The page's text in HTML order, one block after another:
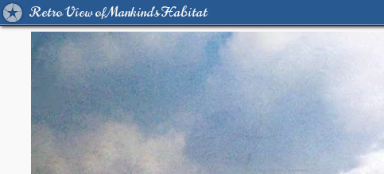
Retro View of Mankind's Habitat